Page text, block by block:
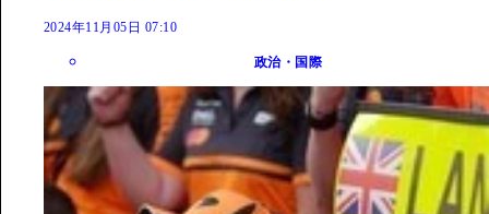
2024年11月05日 07:10
政治・国際